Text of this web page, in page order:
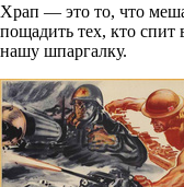
Храп — это то, что
пощадить тех, кто спит
нашу шпаргалку.